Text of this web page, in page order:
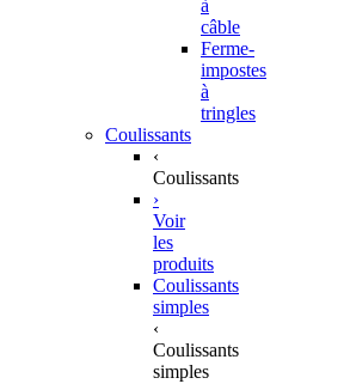
à
câble
Ferme-
impostes
à
tringles
Coulissants
‹
Coulissants
›
Voir
les
produits
Coulissants
simples
‹
Coulissants
simples